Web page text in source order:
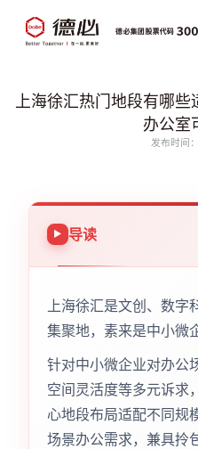
上海徐汇热门地段有哪
办公室
发布时间
导读
上海徐汇是文创、数
集聚地，素来是中小微
针对中小微企业对办公
空间灵活度等多元诉求，
心地段布局适配不同规
场景办公需求，兼具拎